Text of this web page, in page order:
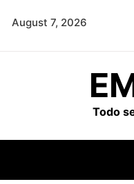
August 7, 2026
Todo